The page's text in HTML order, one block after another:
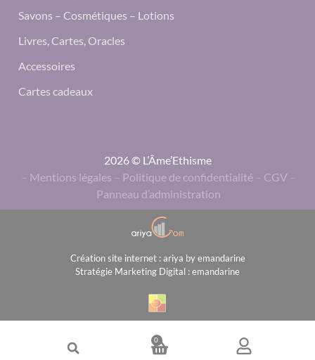
0
Savons – Cosmétiques – Lotions
Livres, Cartes, Oracles
Accessoires
Cartes cadeaux
2026 © L’Âme’Ethisme
– Mentions légales – Politique de confidentialité – CGV –
Panneau d’administration
Création site internet : ariya by emandarine
Stratégie Marketing Digital : emandarine